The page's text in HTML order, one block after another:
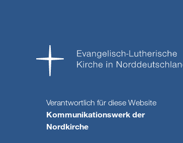
Verantwortlich für diese Website
Kommunikationswerk der
Nordkirche